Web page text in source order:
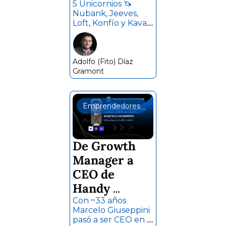
llegar a
resultados
exponenciale
s 🚀 Cristóbal
Perdomo 🐺
Wollef VC
5 Unicornios 🦄
Nubank, Jeeves,
Loft, Konfío y Kavak,
17 Exits 💰 45
inversiones en
startups 🚀 dentro
del portafolio de
Cristóbal Perdomo
y Wollef.
Actualmente
gestionan más de
$180M en activos.
Adolfo (Fito) Díaz
Gramont
Emprendedores
De Growth
Manager a
CEO de
Handy
(Fintech) y
escalar 🚀 a
Con ~33 años
Marcelo Giuseppini
pasó a ser CEO en